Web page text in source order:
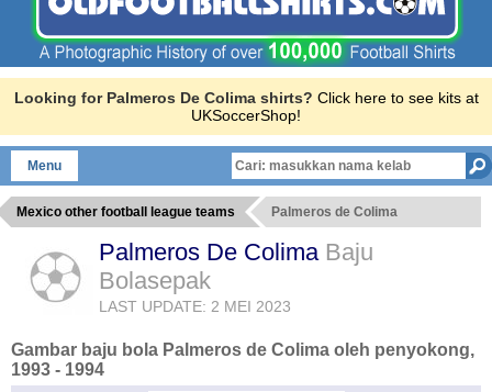
Looking for Palmeros De Colima shirts? Click here to see kits at
UKSoccerShop!
Menu
Mexico other football league teams Palmeros de Colima
Palmeros De Colima Baju
Bolasepak
LAST UPDATE: 2 MEI 2023
Gambar baju bola Palmeros de Colima oleh penyokong,
1993 - 1994